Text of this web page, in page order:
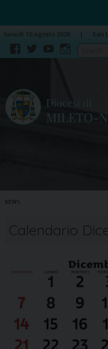
content
lunedì 10 agosto 2026 San
facebook
twitteryoutube
NEWS
Calendario